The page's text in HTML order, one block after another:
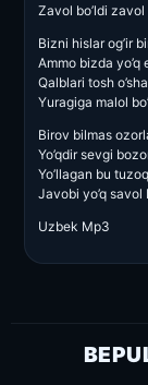
Zavol bo’ldi zavol
Bizni hislar og’ir
Ammo bizda yo’q
Qalblari tosh
Yuragiga malol
Birov bilmas
Yo’qdir sevgi
Yo’llagan bu
Javobi yo’q savol
Uzbek Mp3